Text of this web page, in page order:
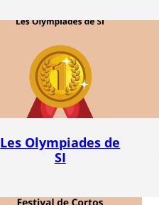
Les Olympiades de
SI